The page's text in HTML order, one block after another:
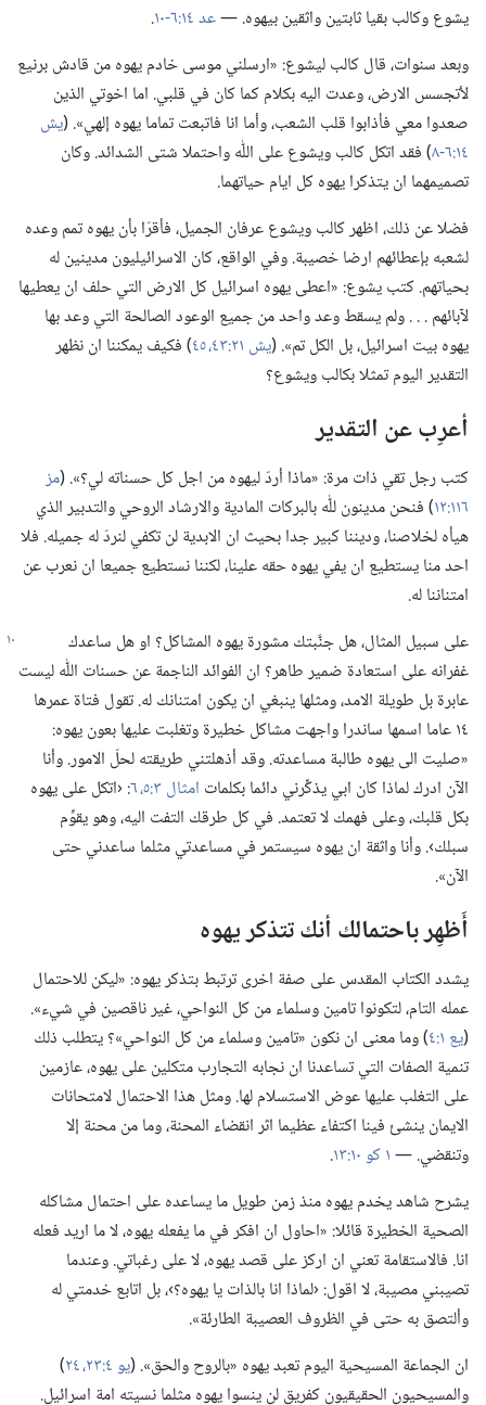
يشوع وكالب بقيا ثابتين واثقين بيهوه.‏ —‏عد ١٤:‏٦-‏١٠
‏.‏
وبعد سنوات،‏ قال كالب ليشوع:‏ «ارسلني موسى خادم يهوه من قادش برنيع
لأتجسس الارض،‏ وعدت اليه بكلام كما كان في قلبي.‏ اما اخوتي الذين
صعدوا معي فأذابوا قلب الشعب،‏ وأما انا فاتبعت تماما يهوه إلهي».‏ (‏يش
١٤:‏٦-‏٨
‏)‏ فقد اتكل كالب ويشوع على اللّٰه واحتملا شتى الشدائد.‏ وكان
تصميمهما ان يتذكرا يهوه كل ايام حياتهما.‏
فضلا عن ذلك،‏ اظهر كالب ويشوع عرفان الجميل،‏ فأقرّا بأن يهوه تمم وعده
لشعبه بإعطائهم ارضا خصيبة.‏ وفي الواقع،‏ كان الاسرائيليون مدينين له
بحياتهم.‏ كتب يشوع:‏ «اعطى يهوه اسرائيل كل الارض التي حلف ان يعطيها
لآبائهم .‏ .‏ .‏ ولم يسقط وعد واحد من جميع الوعود الصالحة التي وعد بها
يهوه بيت اسرائيل،‏ بل الكل تم».‏ (‏يش ٢١:‏٤٣،‏
‏)‏ فكيف يمكننا ان نظهر
التقدير اليوم تمثلا بكالب ويشوع؟‏
أعرِب عن التقدير
كتب رجل تقي ذات مرة:‏ «ماذا أردّ ليهوه من اجل كل حسناته لي؟‏».‏ (‏مز
١١٦:‏١٢
‏)‏ فنحن مدينون للّٰه بالبركات المادية والارشاد الروحي والتدبير الذي
هيأه لخلاصنا،‏ وديننا كبير جدا بحيث ان الابدية لن تكفي لنردّ له جميله.‏ فلا
احد منا يستطيع ان يفي يهوه حقه علينا،‏ لكننا نستطيع جميعا ان نعرب عن
امتناننا له.‏
على سبيل المثال،‏ هل جنَّبتك مشورة يهوه المشاكل؟‏ او هل ساعدك
غفرانه على استعادة ضمير طاهر؟‏ ان الفوائد الناجمة عن حسنات اللّٰه ليست
عابرة بل طويلة الامد،‏ ومثلها ينبغي ان يكون امتنانك له.‏ تقول فتاة عمرها
١٤ عاما اسمها ساندرا واجهت مشاكل خطيرة وتغلبت عليها بعون يهوه:‏
«صليت الى يهوه طالبة مساعدته.‏ وقد أذهلتني طريقته لحلّ الامور.‏ وأنا
الآن ادرك لماذا كان ابي يذكِّرني دائما بكلمات امثال ٣:‏٥،‏ ٦
‏:‏ ‹اتكل على يهوه
بكل قلبك،‏ وعلى فهمك لا تعتمد.‏ في كل طرقك التفت اليه،‏ وهو يقوِّم
سبلك›.‏ وأنا واثقة ان يهوه سيستمر في مساعدتي مثلما ساعدني حتى
الآن».‏
أَظهِر باحتمالك أنك تتذكر يهوه
يشدد الكتاب المقدس على صفة اخرى ترتبط بتذكر يهوه:‏ «ليكن للاحتمال
عمله التام،‏ لتكونوا تامين وسلماء من كل النواحي،‏ غير ناقصين في شيء».‏
(‏يع ١:‏٤
‏)‏ وما معنى ان نكون «تامين وسلماء من كل النواحي»؟‏ يتطلب ذلك
تنمية الصفات التي تساعدنا ان نجابه التجارب متكلين على يهوه،‏ عازمين
على التغلب عليها عوض الاستسلام لها.‏ ومثل هذا الاحتمال لامتحانات
الايمان ينشئ فينا اكتفاء عظيما اثر انقضاء المحنة،‏ وما من محنة إلا
وتنقضي.‏ —‏١ كو ١٠:‏١٣
‏.‏
يشرح شاهد يخدم يهوه منذ زمن طويل ما يساعده على احتمال مشاكله
الصحية الخطيرة قائلا:‏ «احاول ان افكر في ما يفعله يهوه،‏ لا ما اريد فعله
انا.‏ فالاستقامة تعني ان اركز على قصد يهوه،‏ لا على رغباتي.‏ وعندما
تصيبني مصيبة،‏ لا اقول:‏ ‹لماذا انا بالذات يا يهوه؟‏›،‏ بل اتابع خدمتي له
وألتصق به حتى في الظروف العصيبة الطارئة».‏
ان الجماعة المسيحية اليوم تعبد يهوه «بالروح والحق».‏ (‏يو ٤:‏٢٣،‏ ٢٤
‏)‏
والمسيحيون الحقيقيون كفريق لن ينسوا يهوه مثلما نسيته امة اسرائيل.‏